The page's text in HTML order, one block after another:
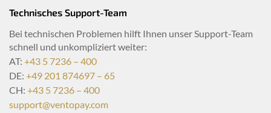
Technisches Support-Team
Bei technischen Problemen hilft Ihnen unser Support-Team
schnell und unkompliziert weiter:
AT: +43 5 7236 – 400
DE: +49 201 874697 – 65
CH: +43 5 7236 – 400
support@ventopay.com